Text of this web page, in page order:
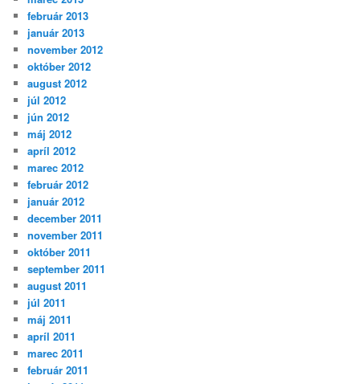
február 2013
január 2013
november 2012
október 2012
august 2012
júl 2012
jún 2012
máj 2012
apríl 2012
marec 2012
február 2012
január 2012
december 2011
november 2011
október 2011
september 2011
august 2011
júl 2011
máj 2011
apríl 2011
marec 2011
február 2011